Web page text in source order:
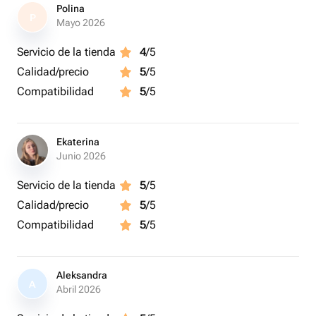
P
Polina
Mayo 2026
Servicio de la tienda 4/5
Calidad/precio
5/5
Compatibilidad
5/5
Ekaterina
Junio 2026
Servicio de la tienda 5/5
Calidad/precio
5/5
Compatibilidad
5/5
A
Aleksandra
Abril 2026